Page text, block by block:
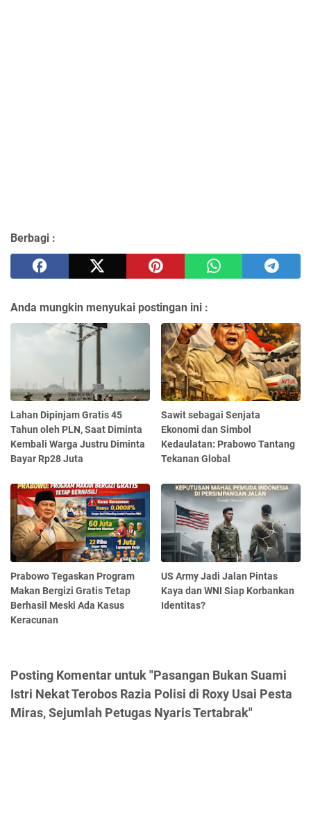
Berbagi :
Anda mungkin menyukai postingan ini :
Lahan Dipinjam Gratis 45
Tahun oleh PLN, Saat Diminta
Kembali Warga Justru Diminta
Bayar Rp28 Juta
Sawit sebagai Senjata
Ekonomi dan Simbol
Kedaulatan: Prabowo Tantang
Tekanan Global
Prabowo Tegaskan Program
Makan Bergizi Gratis Tetap
Berhasil Meski Ada Kasus
Keracunan
US Army Jadi Jalan Pintas
Kaya dan WNI Siap Korbankan
Identitas?
Posting Komentar untuk "Pasangan Bukan Suami
Istri Nekat Terobos Razia Polisi di Roxy Usai Pesta
Miras, Sejumlah Petugas Nyaris Tertabrak"